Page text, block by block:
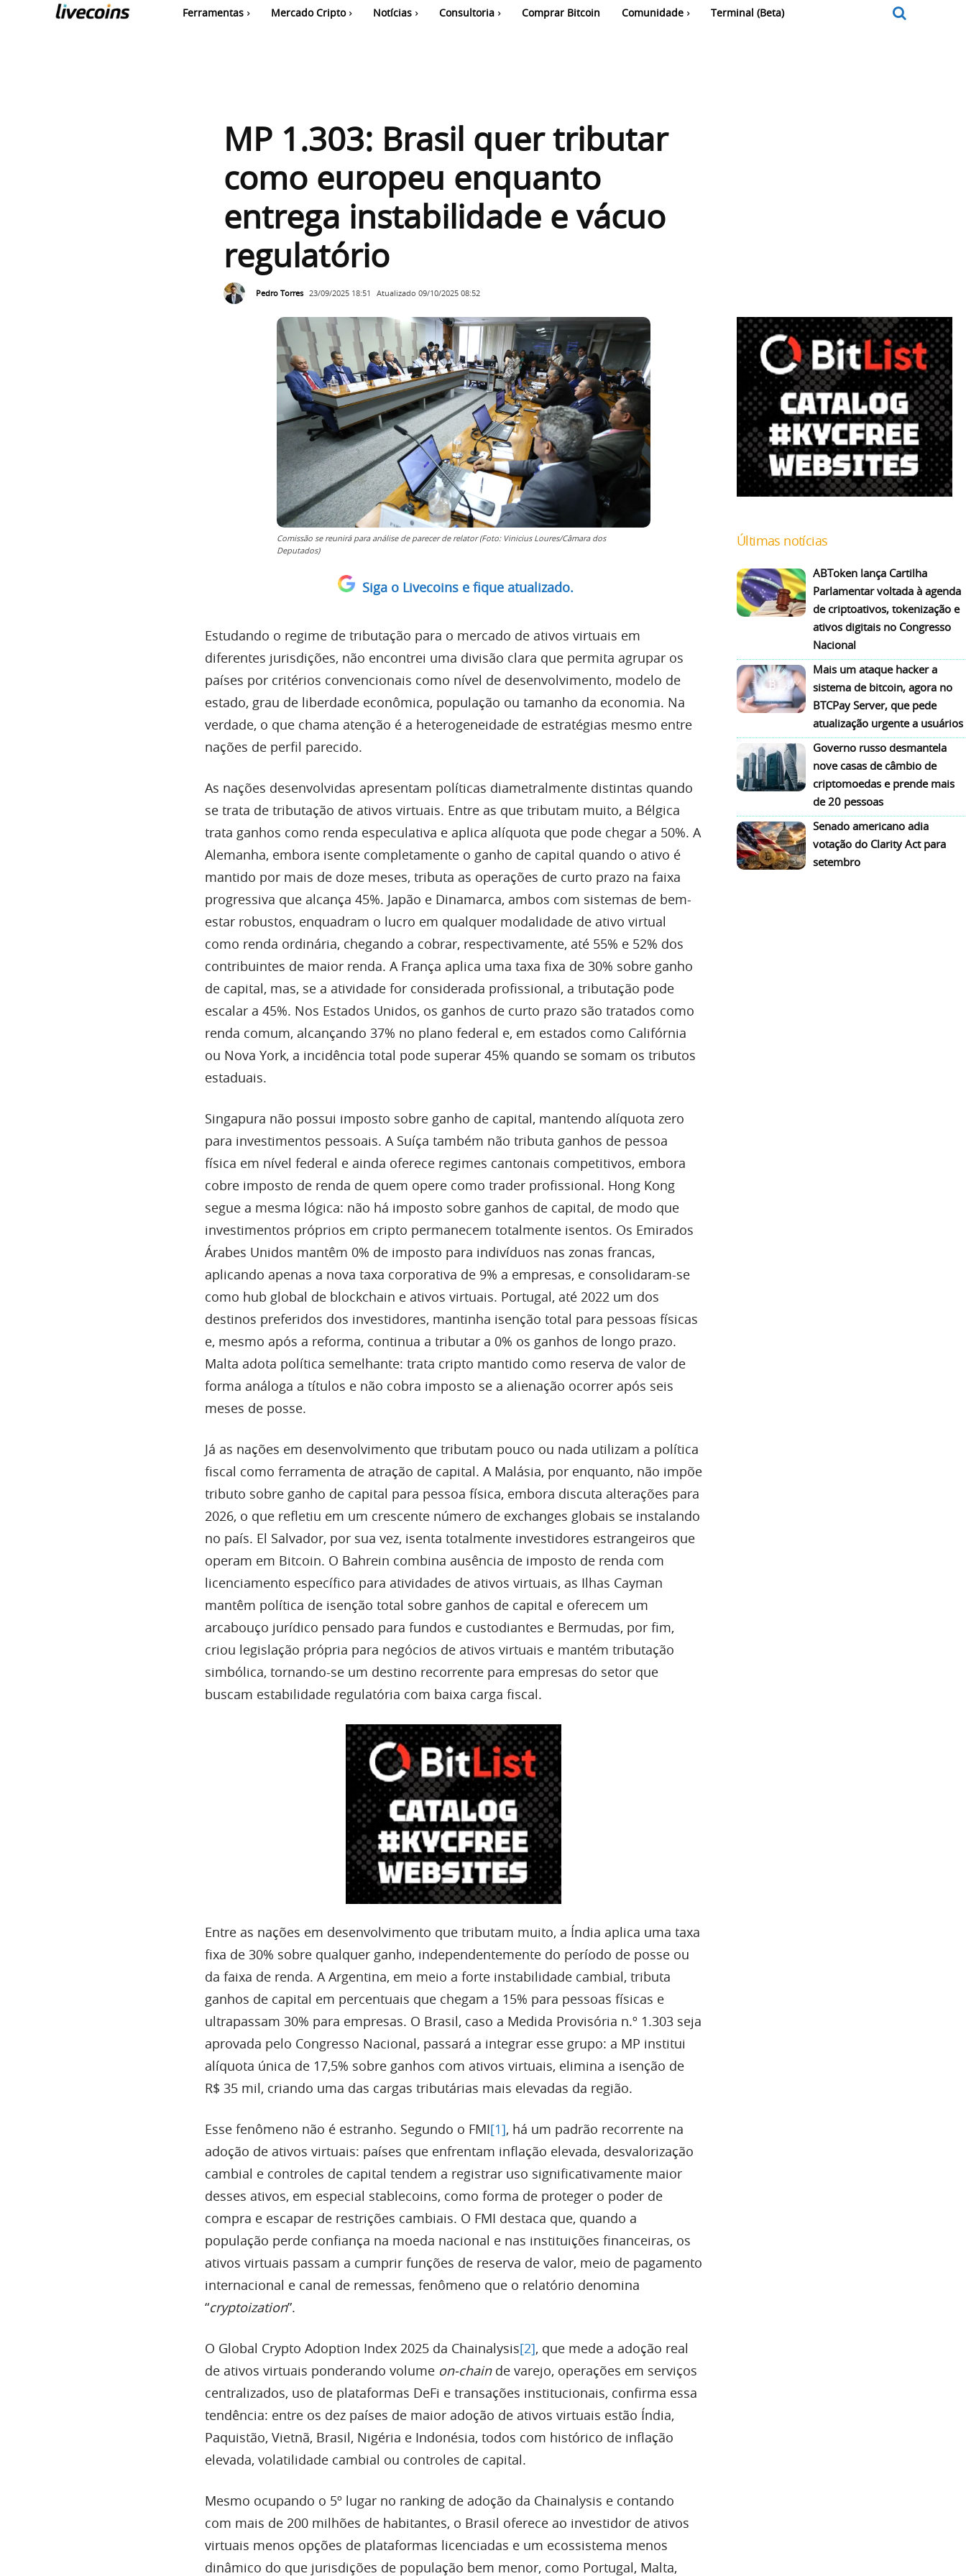
Ferramentas Mercado Cripto Notícias Consultoria Comprar Bitcoin Comunidade Terminal (Beta)
MP 1.303: Brasil quer tributar
como europeu enquanto
entrega instabilidade e vácuo
regulatório
Pedro Torres 23/09/2025 18:51 Atualizado 09/10/2025 08:52
Comissão se reunirá para análise de parecer de relator (Foto: Vinicius Loures/Câmara dos
Deputados)
Siga o Livecoins e fique atualizado.
Estudando o regime de tributação para o mercado de ativos virtuais em
diferentes jurisdições, não encontrei uma divisão clara que permita agrupar os
países por critérios convencionais como nível de desenvolvimento, modelo de
estado, grau de liberdade econômica, população ou tamanho da economia. Na
verdade, o que chama atenção é a heterogeneidade de estratégias mesmo entre
nações de perfil parecido.
As nações desenvolvidas apresentam políticas diametralmente distintas quando
se trata de tributação de ativos virtuais. Entre as que tributam muito, a Bélgica
trata ganhos como renda especulativa e aplica alíquota que pode chegar a 50%. A
Alemanha, embora isente completamente o ganho de capital quando o ativo é
mantido por mais de doze meses, tributa as operações de curto prazo na faixa
progressiva que alcança 45%. Japão e Dinamarca, ambos com sistemas de bem-
estar robustos, enquadram o lucro em qualquer modalidade de ativo virtual
como renda ordinária, chegando a cobrar, respectivamente, até 55% e 52% dos
contribuintes de maior renda. A França aplica uma taxa fixa de 30% sobre ganho
de capital, mas, se a atividade for considerada profissional, a tributação pode
escalar a 45%. Nos Estados Unidos, os ganhos de curto prazo são tratados como
renda comum, alcançando 37% no plano federal e, em estados como Califórnia
ou Nova York, a incidência total pode superar 45% quando se somam os tributos
estaduais.
Singapura não possui imposto sobre ganho de capital, mantendo alíquota zero
para investimentos pessoais. A Suíça também não tributa ganhos de pessoa
física em nível federal e ainda oferece regimes cantonais competitivos, embora
cobre imposto de renda de quem opere como trader profissional. Hong Kong
segue a mesma lógica: não há imposto sobre ganhos de capital, de modo que
investimentos próprios em cripto permanecem totalmente isentos. Os Emirados
Árabes Unidos mantêm 0% de imposto para indivíduos nas zonas francas,
aplicando apenas a nova taxa corporativa de 9% a empresas, e consolidaram-se
como hub global de blockchain e ativos virtuais. Portugal, até 2022 um dos
destinos preferidos dos investidores, mantinha isenção total para pessoas físicas
e, mesmo após a reforma, continua a tributar a 0% os ganhos de longo prazo.
Malta adota política semelhante: trata cripto mantido como reserva de valor de
forma análoga a títulos e não cobra imposto se a alienação ocorrer após seis
meses de posse.
Já as nações em desenvolvimento que tributam pouco ou nada utilizam a política
fiscal como ferramenta de atração de capital. A Malásia, por enquanto, não impõe
tributo sobre ganho de capital para pessoa física, embora discuta alterações para
2026, o que refletiu em um crescente número de exchanges globais se instalando
no país. El Salvador, por sua vez, isenta totalmente investidores estrangeiros que
operam em Bitcoin. O Bahrein combina ausência de imposto de renda com
licenciamento específico para atividades de ativos virtuais, as Ilhas Cayman
mantêm política de isenção total sobre ganhos de capital e oferecem um
arcabouço jurídico pensado para fundos e custodiantes e Bermudas, por fim,
criou legislação própria para negócios de ativos virtuais e mantém tributação
simbólica, tornando-se um destino recorrente para empresas do setor que
buscam estabilidade regulatória com baixa carga fiscal.
Entre as nações em desenvolvimento que tributam muito, a Índia aplica uma taxa
fixa de 30% sobre qualquer ganho, independentemente do período de posse ou
da faixa de renda. A Argentina, em meio a forte instabilidade cambial, tributa
ganhos de capital em percentuais que chegam a 15% para pessoas físicas e
ultrapassam 30% para empresas. O Brasil, caso a Medida Provisória n.º 1.303 seja
aprovada pelo Congresso Nacional, passará a integrar esse grupo: a MP institui
alíquota única de 17,5% sobre ganhos com ativos virtuais, elimina a isenção de
R$ 35 mil, criando uma das cargas tributárias mais elevadas da região.
Esse fenômeno não é estranho. Segundo o FMI[1], há um padrão recorrente na
adoção de ativos virtuais: países que enfrentam inflação elevada, desvalorização
cambial e controles de capital tendem a registrar uso significativamente maior
desses ativos, em especial stablecoins, como forma de proteger o poder de
compra e escapar de restrições cambiais. O FMI destaca que, quando a
população perde confiança na moeda nacional e nas instituições financeiras, os
ativos virtuais passam a cumprir funções de reserva de valor, meio de pagamento
internacional e canal de remessas, fenômeno que o relatório denomina
“cryptoization”.
O Global Crypto Adoption Index 2025 da Chainalysis[2], que mede a adoção real
de ativos virtuais ponderando volume on-chainde varejo, operações em serviços
centralizados, uso de plataformas DeFi e transações institucionais, confirma essa
tendência: entre os dez países de maior adoção de ativos virtuais estão Índia,
Paquistão, Vietnã, Brasil, Nigéria e Indonésia, todos com histórico de inflação
elevada, volatilidade cambial ou controles de capital.
Mesmo ocupando o 5º lugar no ranking de adoção da Chainalysis e contando
com mais de 200 milhões de habitantes, o Brasil oferece ao investidor de ativos
virtuais menos opções de plataformas licenciadas e um ecossistema menos
dinâmico do que jurisdições de população bem menor, como Portugal, Malta,
Últimas notícias
ABToken lança Cartilha
Parlamentar voltada à agenda
de criptoativos, tokenização e
ativos digitais no Congresso
Nacional
Mais um ataque hacker a
sistema de bitcoin, agora no
BTCPay Server, que pede
atualização urgente a usuários
Governo russo desmantela
nove casas de câmbio de
criptomoedas e prende mais
de 20 pessoas
Senado americano adia
votação do Clarity Act para
setembro